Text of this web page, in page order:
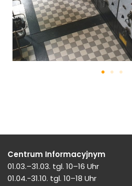
Centrum Informacyjnym
01.03.–31.03. tgl. 10–16 Uhr
01.04.-31.10. tgl. 10–18 Uhr